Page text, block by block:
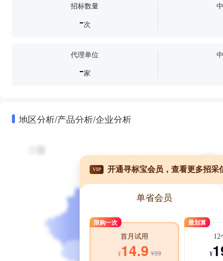
招标数量
-次
代理单位
-家
地区分析/产品分析/企业分析
VIP 开通寻标宝会员，查看更多招采
单省会员
限购一次
首月试用
¥14.9 ¥39
最划算
12
¥